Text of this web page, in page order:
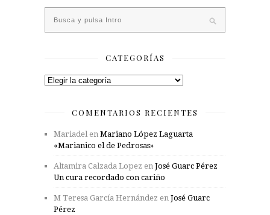
CATEGORÍAS
Categorías
COMENTARIOS RECIENTES
Mariadelen Mariano López Laguarta
«Marianico el de Pedrosas»
Altamira Calzada Lopez en José Guarc Pérez
Un cura recordado con cariño
M Teresa García Hernández en José Guarc
Pérez